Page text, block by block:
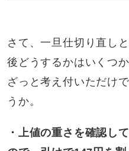
さて、一旦仕切り直し
後どうするかはいくつ
ざっと考え付いただけ
うか。
・上値の重さを確認し